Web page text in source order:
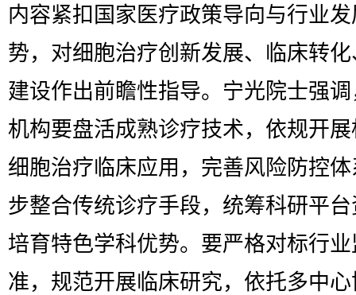
内容紧扣国家医疗政策导向与行业
势，对细胞治疗创新发展、临床转
建设作出前瞻性指导。宁光院士强
机构要盘活成熟诊疗技术，依规开
细胞治疗临床应用，完善风险防控
步整合传统诊疗手段，统筹科研平
培育特色学科优势。要严格对标行
准，规范开展临床研究，依托多中